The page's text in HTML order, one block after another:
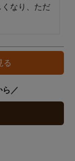
なり、ただ
る